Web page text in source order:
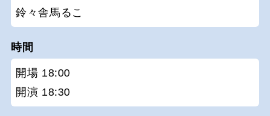
鈴々舎馬るこ
時間
開場 18:00
開演 18:30